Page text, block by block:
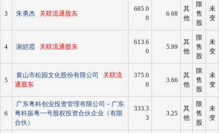
3 朱勇杰 关联流通股东
685.0
0
6.68
其
他
限
售
股
未
变
4 谢皑霞 关联流通股东
613.6
0
5.99
其
他
限
售
股
未
变
5
黄山市松园文化股份有限公司
关联流
通股东
375.0
0
3.66
其
他
限
售
股
未
变
6
广东粤科创业投资管理有限公司－广东
粤科振粤一号股权投资合伙企业（有限
合伙）
333.3
3
3.25
其
他
限
售
股
未
变